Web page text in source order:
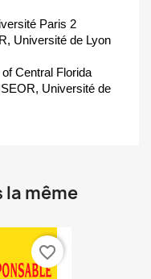
Paris 2
Université de Lyon
Central Florida
Université de
la même
favorite_border